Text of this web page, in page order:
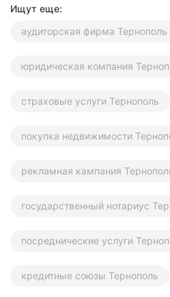
Ищут еще:
аудиторская фирма Тернополь
юридическая компания
страховые услуги Тернополь
покупка недвижимости
рекламная кампания
государственный нотариус
посреднические услуги
кредитные союзы Тернополь